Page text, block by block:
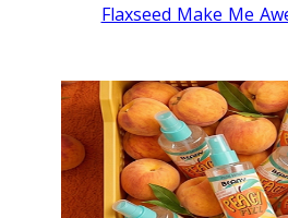
Flaxseed Make Me